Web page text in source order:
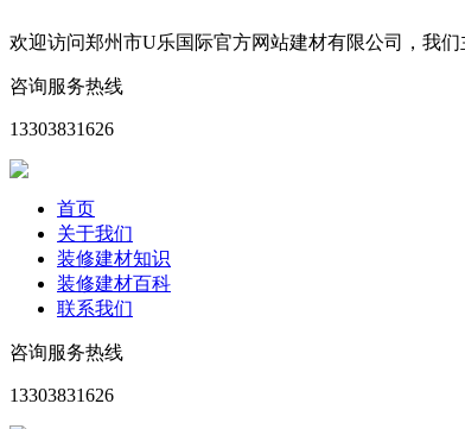
欢迎访问郑州市U乐国际官方网站建材有限公司，我
咨询服务热线
13303831626
首页
关于我们
装修建材知识
装修建材百科
联系我们
咨询服务热线
13303831626